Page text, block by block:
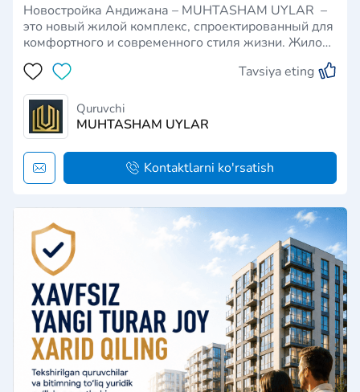
Новостройка Андижана – MUHTASHAM UYLAR –
это новый жилой комплекс, спроектированный для
комфортного и современного стиля жизни. Жилой
комплекс кофморт-класса имеет девять 9-
этажных корпусов, расположенных в городе
Андижане. В жилом комплексе есть все для
удобства жильцов: домофон, с…
Tavsiya eting
Quruvchi
MUHTASHAM UYLAR
Kontaktlarni ko'rsatish